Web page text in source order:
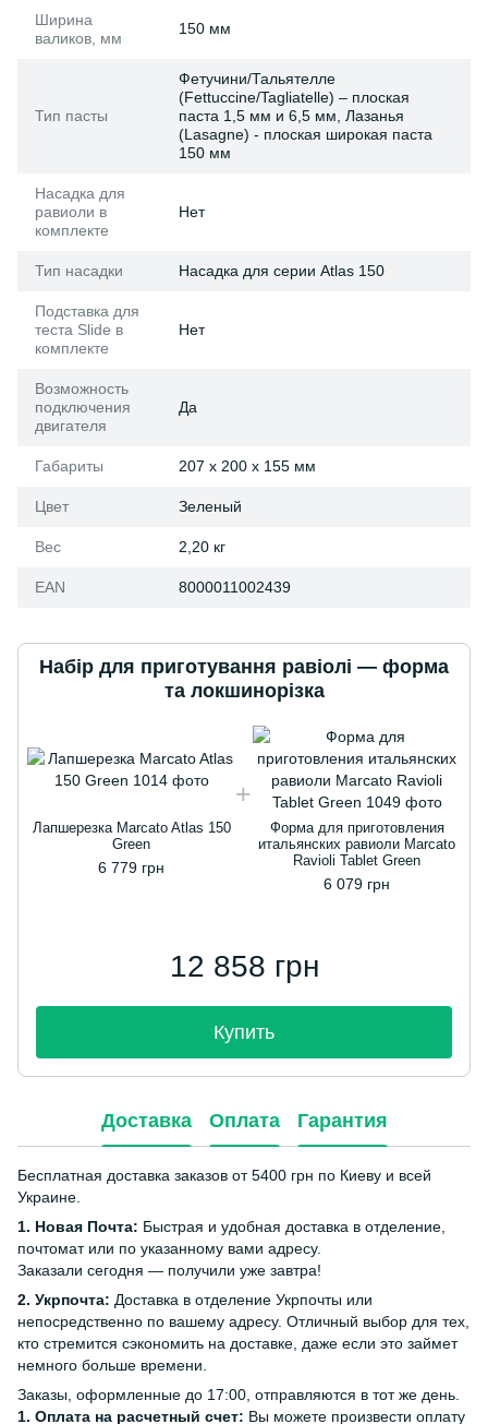
Ширина
валиков, мм
150 мм
Тип пасты
Фетучини/Тальятелле
(Fettuccine/Tagliatelle) – плоская
паста 1,5 мм и 6,5 мм, Лазанья
(Lasagne) - плоская широкая паста
150 мм
Насадка для
равиоли в
комплекте
Нет
Тип насадки Насадка для серии Atlas 150
Подставка для
теста Slide в
комплекте
Нет
Возможность
подключения
двигателя
Да
Габариты 207 x 200 x 155 мм
Цвет Зеленый
Вес 2,20 кг
EAN 8000011002439
Набір для приготування равіолі — форма
та локшинорізка
Лапшерезка Marcato Atlas 150
Green
6 779 грн
Форма для приготовления
итальянских равиоли Marcato
Ravioli Tablet Green
6 079 грн
12 858 грн
Купить
Доставка Оплата Гарантия
Бесплатная доставка заказов от 5400 грн по Киеву и всей
Украине.
1. Новая Почта: Быстрая и удобная доставка в отделение,
почтомат или по указанному вами адресу.
Заказали сегодня — получили уже завтра!
2. Укрпочта: Доставка в отделение Укрпочты или
непосредственно по вашему адресу. Отличный выбор для тех,
кто стремится сэкономить на доставке, даже если это займет
немного больше времени.
Заказы, оформленные до 17:00, отправляются в тот же день.
1. Оплата на расчетный счет: Вы можете произвести оплату